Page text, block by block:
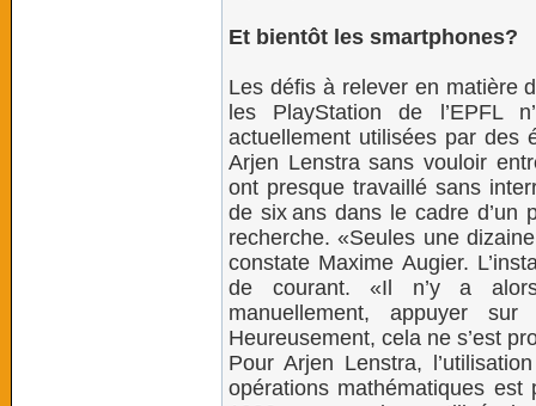
Et bientôt les smartphones?
Les défis à relever en matière
les PlayStation de l’EPFL
actuellement utilisées par des
Arjen Lenstra sans vouloir
ont presque travaillé sans
de six ans dans le cadre d’un
recherche. «Seules une
constate Maxime Augier.
de courant. «Il n’y a
manuellement, appuyer
Heureusement, cela ne s’est
Pour Arjen Lenstra,
opérations mathématiques